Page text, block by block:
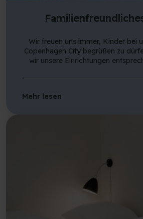
Wir freuen uns immer, Kinder bei
Copenhagen City begrüßen zu
wir unsere Einrichtungen
Spielzeug. Wir organisieren oft
Kinderwagen, Kinderbetten,
Mehr lesen